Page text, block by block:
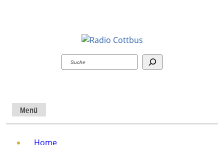
Suchen
Menü
Home